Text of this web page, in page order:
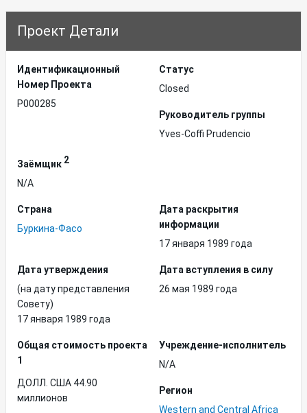
Проект Детали
Идентификационный
Hомер Проекта
P000285
Статус
Closed
Руководитель группы
Yves-Coffi Prudencio
Заёмщик 2
N/A
Страна
Буркина-Фасо
Дата раскрытия
информации
17 января 1989 года
Дата утверждения
(на дату представления
Совету)
17 января 1989 года
Дата вступления в силу
26 мая 1989 года
Общая стоимость проекта
1
ДОЛЛ. США 44.90
миллионов
Учреждение-исполнитель
N/A
Регион
Western and Central Africa